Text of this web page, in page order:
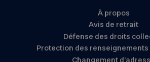
À propos
Avis de retrait
Défense des droits
Protection des
Changement